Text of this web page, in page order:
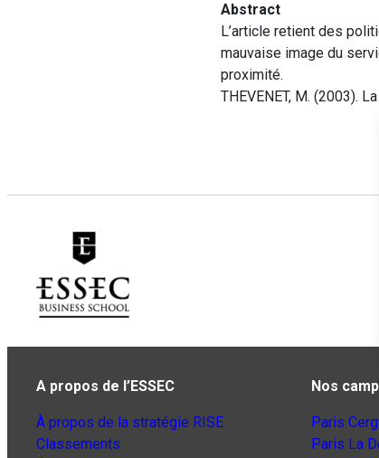
Abstract
L’article retient des
mauvaise image du
proximité.
THEVENET, M. (2003).
A propos de l’ESSEC
À propos de la stratégie RISE
Classements
Nos
Paris
Paris La